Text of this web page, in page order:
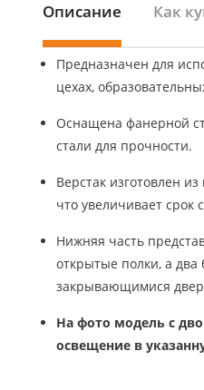
Описание Как
Предназначен для
цехах,
Оснащена фанерной
стали для прочности.
Верстак изготовлен
что увеличивает срок
Нижняя часть
открытые полки, а
закрывающимися
На фото модель с
освещение в